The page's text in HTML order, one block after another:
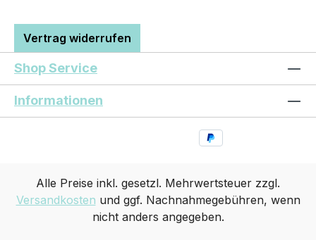
Vertrag widerrufen
Shop Service
Informationen
Alle Preise inkl. gesetzl. Mehrwertsteuer zzgl.
Versandkosten und ggf. Nachnahmegebühren, wenn
nicht anders angegeben.